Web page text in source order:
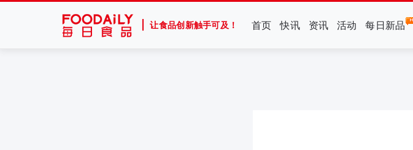
让食品创新触手可及！ 首页 快讯 资讯 活动 每日新品